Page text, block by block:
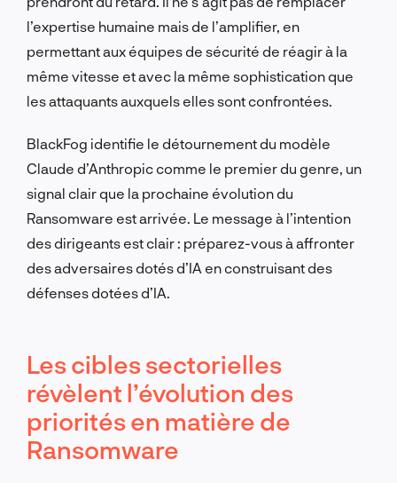
l’expertise humaine mais de l’amplifier, en
permettant aux équipes de sécurité de réagir à la
même vitesse et avec la même sophistication que
les attaquants auxquels elles sont confrontées.
BlackFog identifie le détournement du modèle
Claude d’Anthropic comme le premier du genre, un
signal clair que la prochaine évolution du
Ransomware est arrivée. Le message à l’intention
des dirigeants est clair : préparez-vous à affronter
des adversaires dotés d’IA en construisant des
défenses dotées d’IA.
Les cibles sectorielles
révèlent l’évolution des
priorités en matière de
Ransomware